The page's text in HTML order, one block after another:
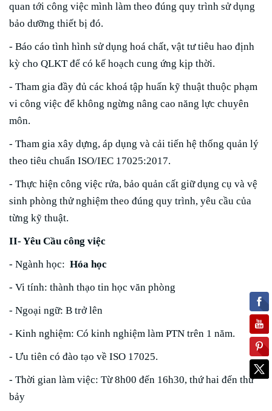
quan tới công việc mình làm theo đúng quy trình sử dụng
bảo dưỡng thiết bị đó.
- Báo cáo tình hình sử dụng hoá chất, vật tư tiêu hao định
kỳ cho QLKT để có kế hoạch cung ứng kịp thời.
- Tham gia đầy đủ các khoá tập huấn kỹ thuật thuộc phạm
vi công việc để không ngừng nâng cao năng lực chuyên
môn.
- Tham gia xây dựng, áp dụng và cải tiến hệ thống quản lý
theo tiêu chuẩn ISO/IEC 17025:2017.
- Thực hiện công việc rửa, bảo quản cất giữ dụng cụ và vệ
sinh phòng thử nghiệm theo đúng quy trình, yêu cầu của
từng kỹ thuật.
II- Yêu Cầu công việc
- Ngành học: Hóa học
- Vi tính: thành thạo tin học văn phòng
- Ngoại ngữ: B trở lên
- Kinh nghiệm: Có kinh nghiệm làm PTN trên 1 năm.
- Ưu tiên có đào tạo về ISO 17025.
- Thời gian làm việc: Từ 8h00 đến 16h30, thứ hai đến thứ
bảy